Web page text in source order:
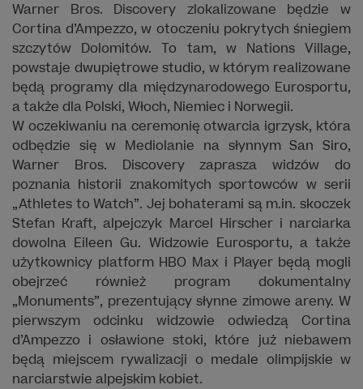
Warner Bros. Discovery zlokalizowane będzie w
Cortina d’Ampezzo, w otoczeniu pokrytych śniegiem
szczytów Dolomitów. To tam, w Nations Village,
powstaje dwupiętrowe studio, w którym realizowane
będą programy dla międzynarodowego Eurosportu,
a także dla Polski, Włoch, Niemiec i Norwegii.
W oczekiwaniu na ceremonię otwarcia igrzysk, która
odbędzie się w Mediolanie na słynnym San Siro,
Warner Bros. Discovery zaprasza widzów do
poznania historii znakomitych sportowców w serii
„Athletes to Watch”. Jej bohaterami są m.in. skoczek
Stefan Kraft, alpejczyk Marcel Hirscher i narciarka
dowolna Eileen Gu. Widzowie Eurosportu, a także
użytkownicy platform HBO Max i Player będą mogli
obejrzeć również program dokumentalny
„Monuments”, prezentujący słynne zimowe areny. W
pierwszym odcinku widzowie odwiedzą Cortina
d’Ampezzo i osławione stoki, które już niebawem
będą miejscem rywalizacji o medale olimpijskie w
narciarstwie alpejskim kobiet.